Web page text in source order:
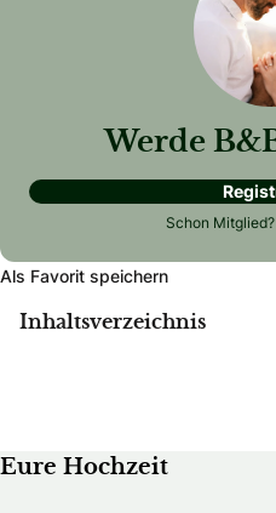
Werde
Schon Mitglied?
Als Favorit speichern
Inhaltsverzeichnis
Eure Hochzeit